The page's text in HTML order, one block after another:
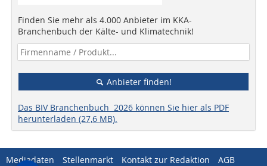
Finden Sie mehr als 4.000 Anbieter im KKA-
Branchenbuch der Kälte- und Klimatechnik!
Anbieter finden!
Das BIV Branchenbuch 2026 können Sie hier als PDF
herunterladen (27,6 MB).
Mediadaten Stellenmarkt Kontakt zur Redaktion
AGB